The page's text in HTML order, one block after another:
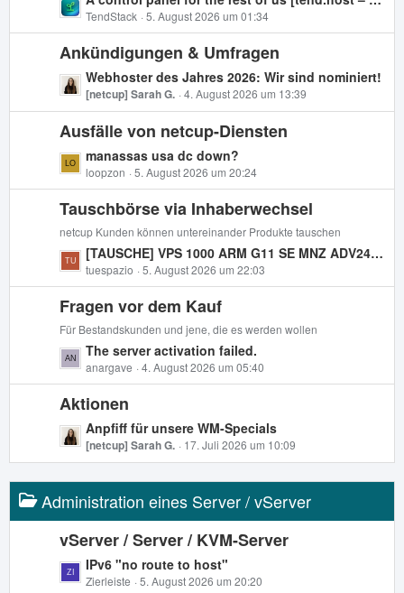
e
t
z
t
e
B
e
r
g
e
TendStack 5. August 2026 um 01:34
Ankündigungen & Umfragen
L
e
t
z
t
e
B
e
t
r
ä
e
Webhoster des Jahres 2026: Wir sind nominiert!
[netcup] Sarah G. 4. August 2026 um 13:39
Ausfälle von netcup-Diensten
L
e
t
z
t
e
B
e
i
t
r
ä
g
e
manassas usa dc down?
loopzon 5. August 2026 um 20:24
Tauschbörse via Inhaberwechsel
netcup Kunden können untereinander Produkte tauschen
L
e
t
z
t
e
B
e
t
ä
e
[TAUSCHE] VPS 1000 ARM G11 SE MNZ ADV24 gegen x86 (RS oder VPS)
tuespazio 5. August 2026 um 22:03
Fragen vor dem Kauf
Für Bestandskunden und jene, die es werden wollen
L
e
t
z
t
e
B
e
i
t
ä
g
e
The server activation failed.
anargave 4. August 2026 um 05:40
Aktionen
L
e
t
z
t
e
B
Anpfiff für unsere WM-Specials
[netcup] Sarah G. 17. Juli 2026 um 10:09
Administration eines Server / vServer
vServer / Server / KVM-Server
L
e
IPv6 "no route to host"
Zierleiste 5. August 2026 um 20:20